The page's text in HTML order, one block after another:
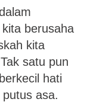
berusaha
kita
satu pun
hati
asa.